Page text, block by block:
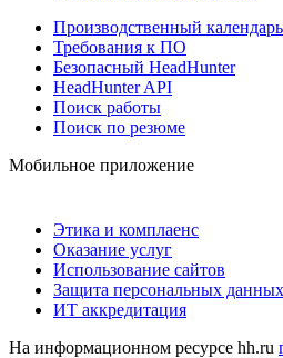
Производственный календарь
Требования к ПО
Безопасный HeadHunter
HeadHunter API
Поиск работы
Поиск по резюме
Мобильное приложение
Этика и комплаенс
Оказание услуг
Использование сайтов
Защита персональных данных
ИТ аккредитация
На информационном ресурсе hh.ru